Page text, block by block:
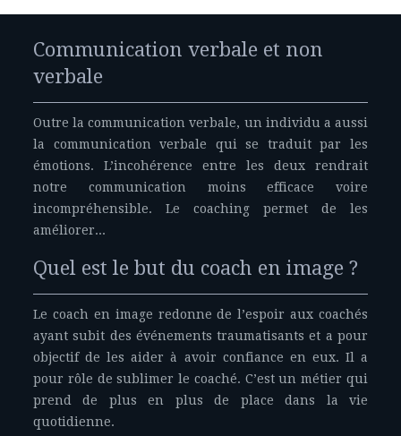
Communication verbale et non
verbale
Outre la communication verbale, un individu a aussi
la communication verbale qui se traduit par les
émotions. L’incohérence entre les deux rendrait
notre communication moins efficace voire
incompréhensible. Le coaching permet de les
améliorer...
Quel est le but du coach en image ?
Le coach en image redonne de l’espoir aux coachés
ayant subit des événements traumatisants et a pour
objectif de les aider à avoir confiance en eux. Il a
pour rôle de sublimer le coaché. C’est un métier qui
prend de plus en plus de place dans la vie
quotidienne.